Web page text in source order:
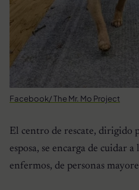
Facebook/ The Mr. Mo Project
El centro de rescate, dirigido
esposa, se encarga de cuidar
enfermos, de personas